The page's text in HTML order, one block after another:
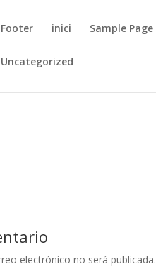
Footer inici Sample Page
Uncategorized
electrónico no será publicada.